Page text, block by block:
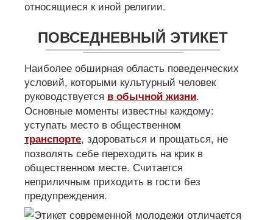
относящиеся к иной религии.
ПОВСЕДНЕВНЫЙ ЭТИКЕТ
Наиболее обширная область поведенческих
условий, которыми культурный человек
руководствуется в обычной жизни.
Основные моменты известны каждому:
уступать место в общественном
транспорте, здороваться и прощаться, не
позволять себе переходить на крик в
общественном месте. Считается
неприличным приходить в гости без
предупреждения.